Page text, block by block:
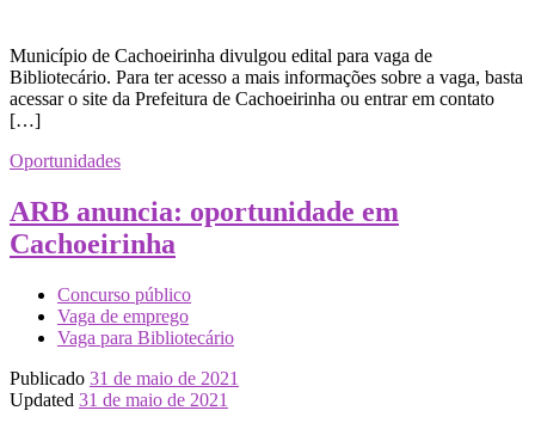
Município de Cachoeirinha divulgou edital para vaga de
Bibliotecário. Para ter acesso a mais informações sobre a vaga, basta
acessar o site da Prefeitura de Cachoeirinha ou entrar em contato
[…]
Oportunidades
ARB anuncia: oportunidade em
Cachoeirinha
Concurso público
Vaga de emprego
Vaga para Bibliotecário
Publicado 31 de maio de 2021
Updated 31 de maio de 2021